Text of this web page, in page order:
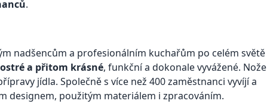
.
nadšencům a profesionálním kuchařům po celém světě
a přitom krásné, funkční a dokonale vyvážené. Nože
jídla. Společně s více než 400 zaměstnanci vyvíjí a
designem, použitým materiálem i zpracováním.